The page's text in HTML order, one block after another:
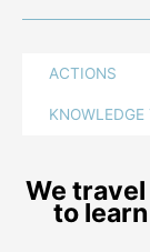
ACTIONS
KNOWLEDGE
We
to